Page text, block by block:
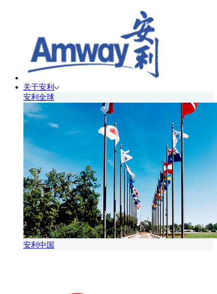
关于安利
安利全球
安利中国